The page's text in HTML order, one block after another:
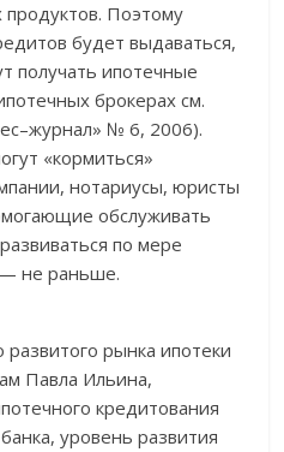
продуктов. Поэтому
будет выдаваться,
получать ипотечные
брокерах см.
№ 6, 2006).
«кормиться»
нотариусы, юристы
обслуживать
по мере
— не раньше.
рынка ипотеки
Павла Ильина,
кредитования
уровень развития